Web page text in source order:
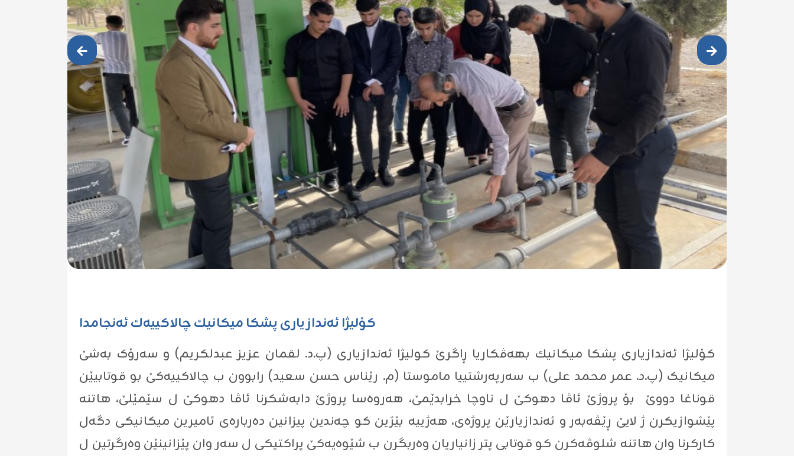
کۆلیژا ئه‌ندازیارى پشكا میكانیك چالاكییه‌ك ئه‌نجامدا
کۆلیژا ئه‌ندازیارى پشكا میكانیك بهه‌ڤكاریا ڕاگرێ کولیژا ئەندازیاری (پ.د. لقمان عزیز عبدلکریم) و سەرۆک بەشێ
میکانیک (پ.د. عمر محمد علی) ب سەرپەرشتییا ماموستا (م. رێناس حسن سعید) رابوون ب چالاكییه‌كێ بو قوتابیێن
قوناغا دووێ بۆ پروژێ ئاڤا دهوکێ ل ناوچا خرابدێمێ، هەروەسا پروژێ دابەشکرنا ئاڤا دهوکێ ل سێمێلێ، هاتنە
پێشوازیکرن ژ لایێ ڕێڤەبەر و ئەندازیارێن پروژەی، هه‌ژییه‌ بێژین كو چەندین پیزانین دەربارەی ئامیرین میکانیکى دگەل
کارکرنا وان هاتنە شلوڤەکرن کو قوتابی پتر زانیاریان وەربگرن ب شێوەیەکێ پراکتیکی ل سەر وان پێزانینێن وەرگرتین ل